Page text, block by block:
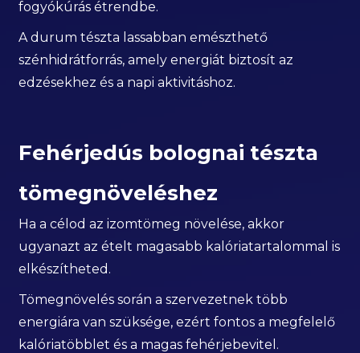
fogyókúrás étrendbe.
A durum tészta lassabban emészthető
szénhidrátforrás, amely energiát biztosít az
edzésekhez és a napi aktivitáshoz.
Fehérjedús bolognai tészta
tömegnöveléshez
Ha a célod az izomtömeg növelése, akkor
ugyanazt az ételt magasabb kalóriatartalommal is
elkészítheted.
Tömegnövelés során a szervezetnek több
energiára van szüksége, ezért fontos a megfelelő
kalóriatöbblet és a magas fehérjebevitel.